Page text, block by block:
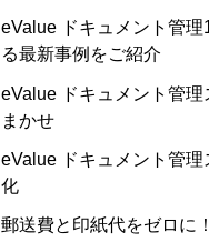
eValue ドキュメント管
る最新事例をご紹介
eValue ドキュメント管
まかせ
eValue ドキュメント管
化
郵送費と印紙代をゼロに